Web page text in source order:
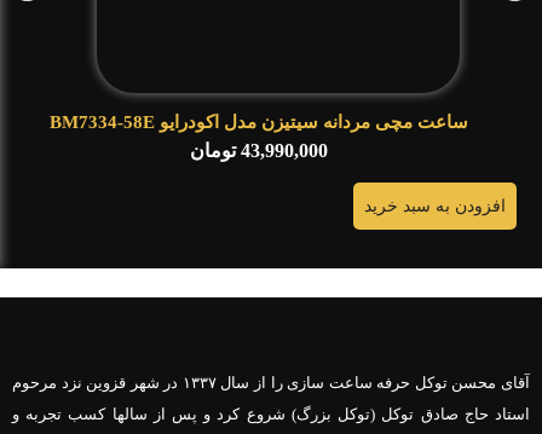
ساعت مچی مردانه سیتیزن مدل اکودرایو BM7334-58E
43,990,000 تومان
افزودن به سبد خرید
آقای محسن توکل حرفه ساعت سازی را از سال ۱۳۳۷ در شهر قزوین نزد مرحوم
استاد حاج صادق توکل (توکل بزرگ) شروع کرد و پس از سالها کسب تجربه و